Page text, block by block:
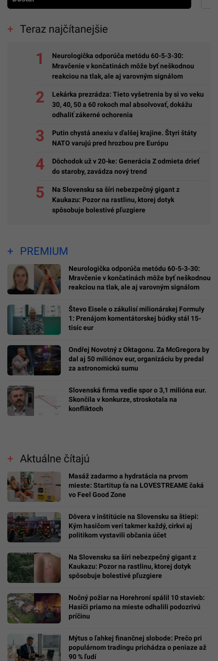
Teraz najčítanejšie
Neurologička odporúča metódu 60-5-3-30:
Mravčenie v končatinách môže byť neškodnou
reakciou na tlak, ale aj varovným signálom
Lekárka prezrádza: Tieto vyšetrenia by si vo veku
30, 40, 50 a 60 rokoch mal absolvovať, dokážu
odhaliť zákerné ochorenia
Putin chystá anexiu v ďalšej krajine. Štyri štáty
NATO varujú pred hrozbou pre Európu
Dôchodok už v 20-ke: Generácia Z odmieta drieť
do staroby, zavádza nový trend
Na Slovensku sa šíri nebezpečný gigant z
Kaukazu: Pozor na rastlinu, ktorej dotyk
spôsobuje bolestivé pľuzgiere
PREMIUM
Neurologička odporúča metódu 60-5-3-30:
Mravčenie v končatinách môže byť neškodnou
reakciou na tlak, ale aj varovným signálom
Števo Eisele o zákulisí milionárskej Formuly
1: Prenájom komentátorskej búdky stál 15-
tisíc eur
Ondřej Novotný z Oktagonu. Za McGregora by
dal aj 50 miliónov eur, organizáciu by predal
za astronomickú sumu
Slovenská firma vedie spor o 3,1 milióna eur.
Skončila v konkurze, stroskotala na
konfliktoch
Aktuálne čítajú
Masáž zadarmo a hydratácia na prvom
mieste: Startitup ťa na LOVESTREAME čaká
vo Feel Good Zone
Dôvera v inštitúcie na Slovensku sa štiepi:
Kým hasičom verí takmer každý, cirkvi aj
politikom vystavili občania účet
Na Slovensku sa šíri nebezpečný gigant z
Kaukazu: Pozor na rastlinu, ktorej dotyk
spôsobuje bolestivé pľuzgiere
Nočný požiar na Horehroní spálil 10 stavieb:
Hasiči priamo na mieste odhalili podozrivú
príčinu
Mýtus o ľahkej finančnej slobode: Prečo pri
populárnom tradingu prichádza o peniaze až
90 % ľudí